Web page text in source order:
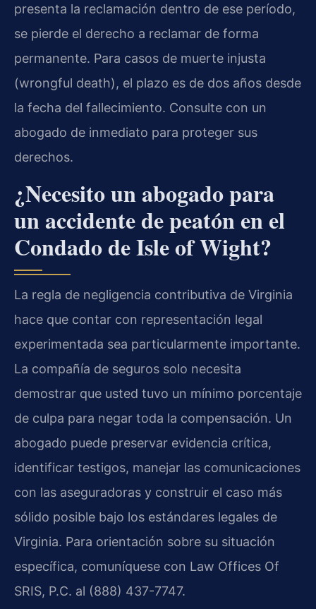
presenta la reclamación dentro de ese período,
se pierde el derecho a reclamar de forma
permanente. Para casos de muerte injusta
(wrongful death), el plazo es de dos años desde
la fecha del fallecimiento. Consulte con un
abogado de inmediato para proteger sus
derechos.
¿Necesito un abogado para
un accidente de peatón en el
Condado de Isle of Wight?
La regla de negligencia contributiva de Virginia
hace que contar con representación legal
experimentada sea particularmente importante.
La compañía de seguros solo necesita
demostrar que usted tuvo un mínimo porcentaje
de culpa para negar toda la compensación. Un
abogado puede preservar evidencia crítica,
identificar testigos, manejar las comunicaciones
con las aseguradoras y construir el caso más
sólido posible bajo los estándares legales de
Virginia. Para orientación sobre su situación
específica, comuníquese con Law Offices Of
SRIS, P.C. al (888) 437-7747.